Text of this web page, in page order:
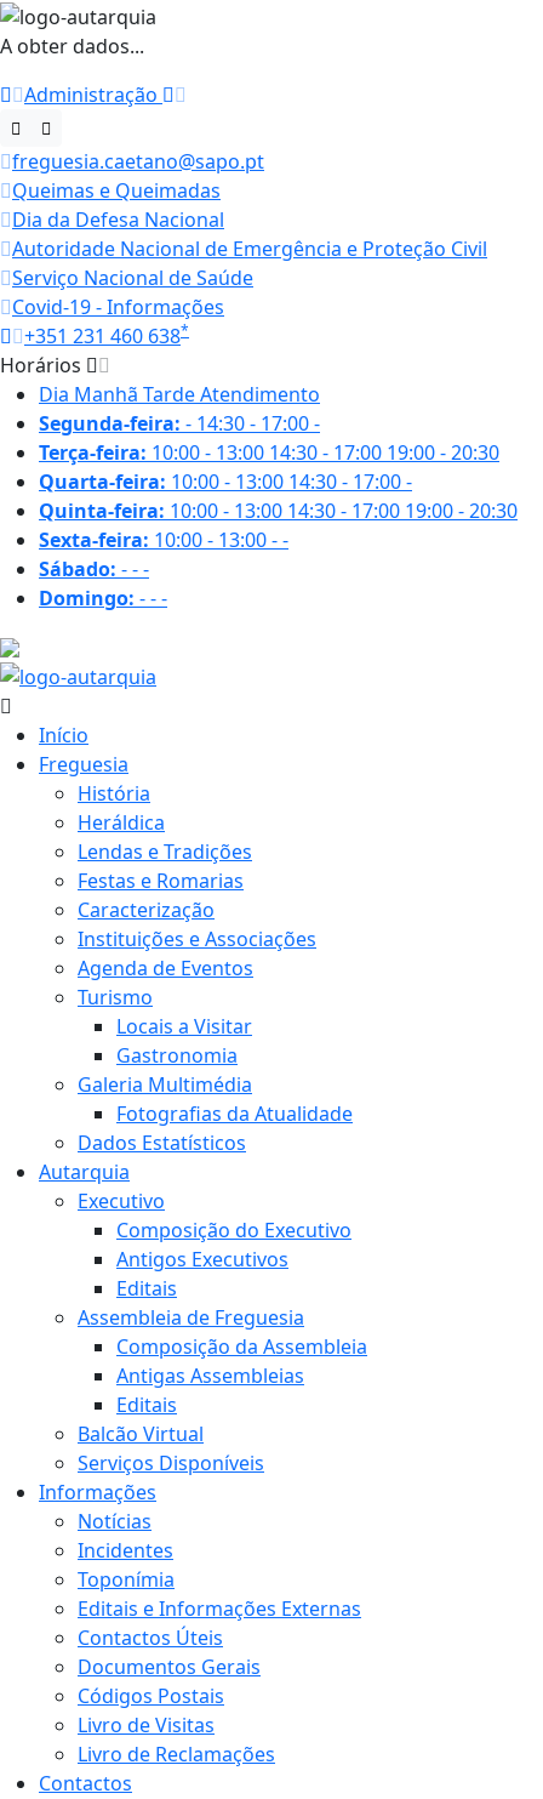
A obter dados...
Administração
freguesia.caetano@sapo.pt
Queimas e Queimadas
Dia da Defesa Nacional
Autoridade Nacional de Emergência e Proteção Civil
Serviço Nacional de Saúde
Covid-19 - Informações
+351 231 460 638*
Horários
Dia Manhã TardeAtendimento
Segunda-feira: - 14:30 - 17:00-
Terça-feira: 10:00 - 13:00 14:30 - 17:00 19:00 - 20:30
Quarta-feira: 10:00 - 13:00 14:30 - 17:00-
Quinta-feira: 10:00 - 13:00 14:30 - 17:00 19:00 - 20:30
Sexta-feira: 10:00 - 13:00--
Sábado: ---
Domingo: ---
Início
Freguesia
História
Heráldica
Lendas e Tradições
Festas e Romarias
Caracterização
Instituições e Associações
Agenda de Eventos
Turismo
Locais a Visitar
Gastronomia
Galeria Multimédia
Fotografias da Atualidade
Dados Estatísticos
Autarquia
Executivo
Composição do Executivo
Antigos Executivos
Editais
Assembleia de Freguesia
Composição da Assembleia
Antigas Assembleias
Editais
Balcão Virtual
Serviços Disponíveis
Informações
Notícias
Incidentes
Toponímia
Editais e Informações Externas
Contactos Úteis
Documentos Gerais
Códigos Postais
Livro de Visitas
Livro de Reclamações
Contactos